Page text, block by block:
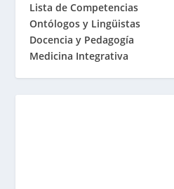
Lista de Competencias
Ontólogos y Lingüistas
Docencia y Pedagogía
Medicina Integrativa